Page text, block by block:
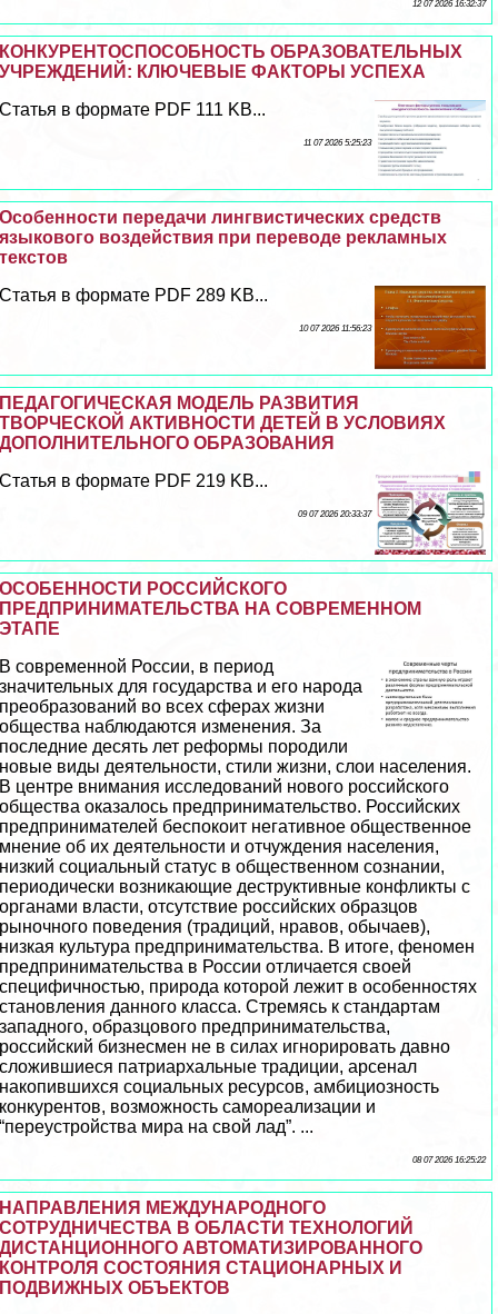
12 07 2026 16:32:37
КОНКУРЕНТОСПОСОБНОСТЬ ОБРАЗОВАТЕЛЬНЫХ
УЧРЕЖДЕНИЙ: КЛЮЧЕВЫЕ ФАКТОРЫ УСПЕХА
Статья в формате PDF 111 KB...
11 07 2026 5:25:23
Особенности передачи лингвистических средств
языкового воздействия при переводе рекламных
текстов
Статья в формате PDF 289 KB...
10 07 2026 11:56:23
ПЕДАГОГИЧЕСКАЯ МОДЕЛЬ РАЗВИТИЯ
ТВОРЧЕСКОЙ АКТИВНОСТИ ДЕТЕЙ В УСЛОВИЯХ
ДОПОЛНИТЕЛЬНОГО ОБРАЗОВАНИЯ
Статья в формате PDF 219 KB...
09 07 2026 20:33:37
ОСОБЕННОСТИ РОССИЙСКОГО
ПРЕДПРИНИМАТЕЛЬСТВА НА СОВРЕМЕННОМ
ЭТАПЕ
В современной России, в период
значительных для государства и его народа
преобразований во всех сферах жизни
общества наблюдаются изменения. За
последние десять лет реформы породили
новые виды деятельности, стили жизни, слои населения.
В центре внимания исследований нового российского
общества оказалось предпринимательство. Российских
предпринимателей беспокоит негативное общественное
мнение об их деятельности и отчуждения населения,
низкий социальный статус в общественном сознании,
периодически возникающие деструктивные конфликты с
органами власти, отсутствие российских образцов
рыночного поведения (традиций, нравов, обычаев),
низкая культура предпринимательства. В итоге, феномен
предпринимательства в России отличается своей
специфичностью, природа которой лежит в особенностях
становления данного класса. Стремясь к стандартам
западного, образцового предпринимательства,
российский бизнесмен не в силах игнорировать давно
сложившиеся патриархальные традиции, арсенал
накопившихся социальных ресурсов, амбициозность
конкурентов, возможность самореализации и
“переустройства мира на свой лад”. ...
08 07 2026 16:25:22
НАПРАВЛЕНИЯ МЕЖДУНАРОДНОГО
СОТРУДНИЧЕСТВА В ОБЛАСТИ ТЕХНОЛОГИЙ
ДИСТАНЦИОННОГО АВТОМАТИЗИРОВАННОГО
КОНТРОЛЯ СОСТОЯНИЯ СТАЦИОНАРНЫХ И
ПОДВИЖНЫХ ОБЪЕКТОВ